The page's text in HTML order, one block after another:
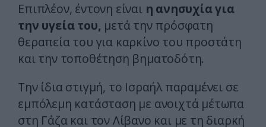
Επιπλέον, έντονη είναιη ανησυχία για
την υγεία του, μετά την πρόσφατη
θεραπεία του για καρκίνο του προστάτη
και την τοποθέτηση βηματοδότη.
Την ίδια στιγμή, το Ισραήλ παραμένει σε
εμπόλεμη κατάσταση με ανοιχτά μέτωπα
στη Γάζα και τον Λίβανο και με τη διαρκή